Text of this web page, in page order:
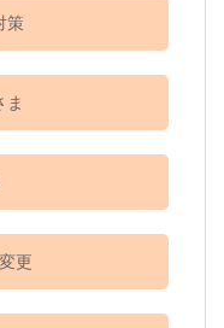
策
ま
更